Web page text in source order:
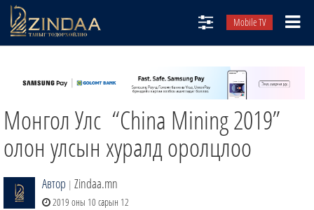
Mobile TV
ТВ8
ӨГЛӨӨНИЙ СОНИН
ЗИНДАА СЭТГҮҮЛ
Монгол Улс “China Mining 2019”
олон улсын хуралд оролцлоо
Автор | Zindaa.mn
2019 оны 10 сарын 12